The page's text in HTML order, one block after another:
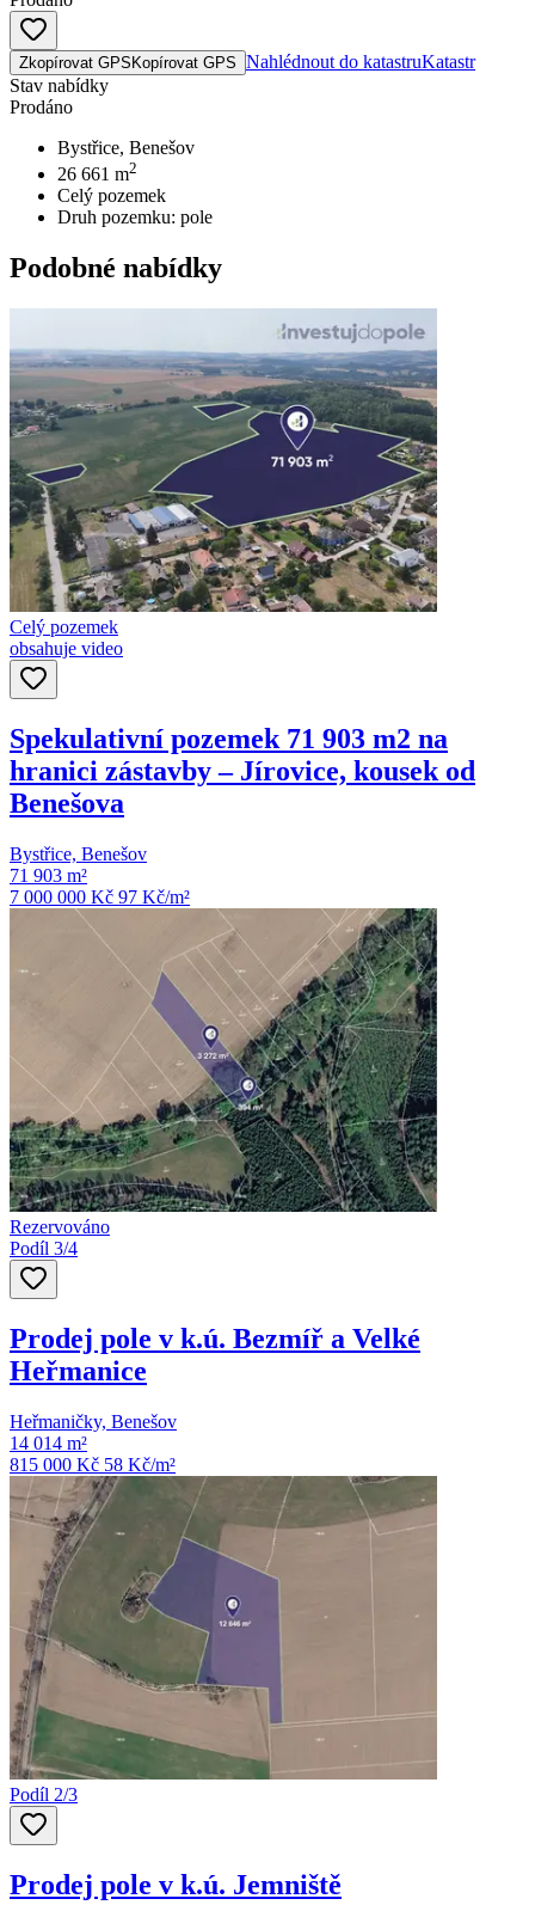
Zkopírovat GPS Kopírovat GPS Nahlédnout do katastruKatastr
Stav nabídky
Prodáno
Bystřice, Benešov
26 661 m2
Celý pozemek
Druh pozemku: pole
Podobné nabídky
Celý pozemek
obsahuje video
Spekulativní pozemek 71 903 m2 na
hranici zástavby – Jírovice, kousek od
Benešova
Bystřice, Benešov
71 903 m²
7 000 000 Kč 97 Kč/m²
Rezervováno
Podíl 3/4
Prodej pole v k.ú. Bezmíř a Velké
Heřmanice
Heřmaničky, Benešov
14 014 m²
815 000 Kč 58 Kč/m²
Podíl 2/3
Prodej pole v k.ú. Jemniště